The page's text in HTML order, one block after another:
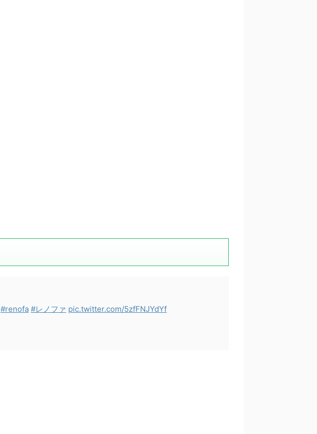
#renofa #レノファ pic.twitter.com/5zfFNJYdYf